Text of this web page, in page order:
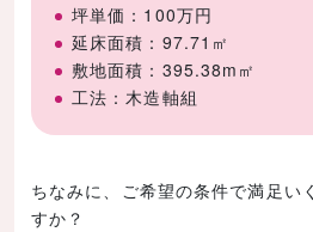
坪単価：100万円
延床面積：97.71㎡
敷地面積：395.38m㎡
工法：木造軸組
ちなみに、ご希望の条件で満足い
すか？